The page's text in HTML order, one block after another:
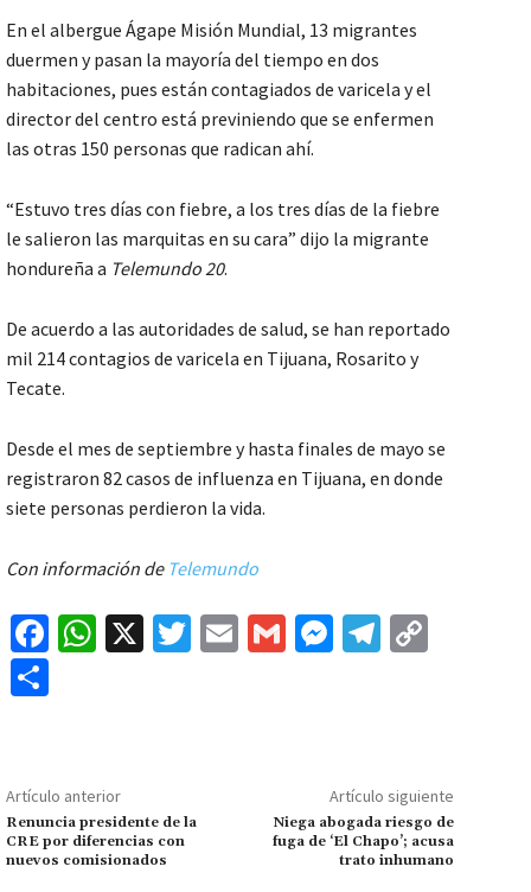
En el albergue Ágape Misión Mundial, 13 migrantes
duermen y pasan la mayoría del tiempo en dos
habitaciones, pues están contagiados de varicela y el
director del centro está previniendo que se enfermen
las otras 150 personas que radican ahí.
“Estuvo tres días con fiebre, a los tres días de la fiebre
le salieron las marquitas en su cara” dijo la migrante
hondureña a Telemundo 20.
De acuerdo a las autoridades de salud, se han reportado
mil 214 contagios de varicela en Tijuana, Rosarito y
Tecate.
Desde el mes de septiembre y hasta finales de mayo se
registraron 82 casos de influenza en Tijuana, en donde
siete personas perdieron la vida.
Con información de Telemundo
Fa
o
k
W
p
p
X
T
E
G
M
ge
r
Te
m Li
n
k
p
ar
tir
Artículo anterior
Renuncia presidente de la
CRE por diferencias con
nuevos comisionados
Artículo siguiente
Niega abogada riesgo de
fuga de ‘El Chapo’; acusa
trato inhumano